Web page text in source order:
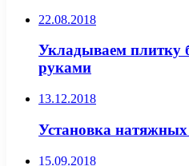
22.08.2018
Укладываем плитку
руками
13.12.2018
Установка
15.09.2018